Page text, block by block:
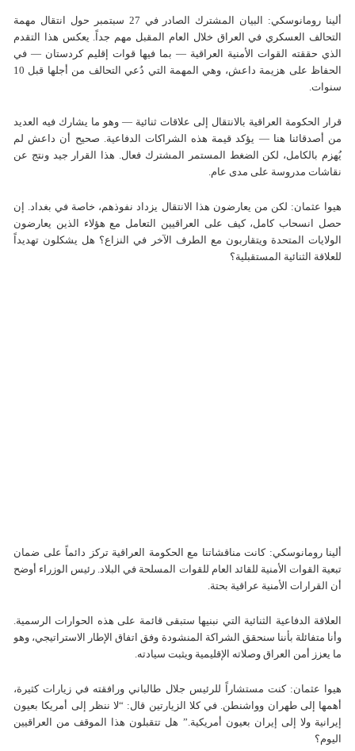
ألينا رومانوسكي: البيان المشترك الصادر في 27 سبتمبر حول انتقال مهمة
التحالف العسكري في العراق خلال العام المقبل مهم جداً. يعكس هذا التقدم
الذي حققته القوات الأمنية العراقية — بما فيها قوات إقليم كردستان — في
الحفاظ على هزيمة داعش، وهي المهمة التي دُعي التحالف من أجلها قبل 10
سنوات.
قرار الحكومة العراقية بالانتقال إلى علاقات ثنائية — وهو ما يشارك فيه العديد
من أصدقائنا هنا — يؤكد قيمة هذه الشراكات الدفاعية. صحيح أن داعش لم
يُهزم بالكامل، لكن الضغط المستمر المشترك فعال. هذا القرار جيد ونتج عن
نقاشات مدروسة على مدى عام.
هيوا عثمان: لكن من يعارضون هذا الانتقال يزداد نفوذهم، خاصة في بغداد. إن
حصل انسحاب كامل، كيف على العراقيين التعامل مع هؤلاء الذين يعارضون
الولايات المتحدة ويتقاربون مع الطرف الآخر في النزاع؟ هل يشكلون تهديداً
للعلاقة الثنائية المستقبلية؟
ألينا رومانوسكي: كانت مناقشاتنا مع الحكومة العراقية تركز دائماً على ضمان
تبعية القوات الأمنية للقائد العام للقوات المسلحة في البلاد. رئيس الوزراء أوضح
أن القرارات الأمنية عراقية بحتة.
العلاقة الدفاعية الثنائية التي نبنيها ستبقى قائمة على هذه الحوارات الرسمية.
وأنا متفائلة بأننا سنحقق الشراكة المنشودة وفق اتفاق الإطار الاستراتيجي، وهو
ما يعزز أمن العراق وصلاته الإقليمية ويثبت سيادته.
هيوا عثمان: كنت مستشاراً للرئيس جلال طالباني ورافقته في زيارات كثيرة،
أهمها إلى طهران وواشنطن. في كلا الزيارتين قال: “لا ننظر إلى أمريكا بعيون
إيرانية ولا إلى إيران بعيون أمريكية.” هل تتقبلون هذا الموقف من العراقيين
اليوم؟